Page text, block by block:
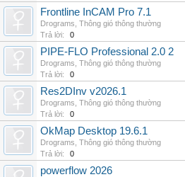
Frontline InCAM Pro 7.1
Drograms Thông gió thông thường
Trả lời:
0
PIPE-FLO Professional 2.0 2
Drograms Thông gió thông thường
Trả lời:
0
Res2DInv v2026.1
Drograms Thông gió thông thường
Trả lời:
0
OkMap Desktop 19.6.1
Drograms Thông gió thông thường
Trả lời:
0
powerflow 2026